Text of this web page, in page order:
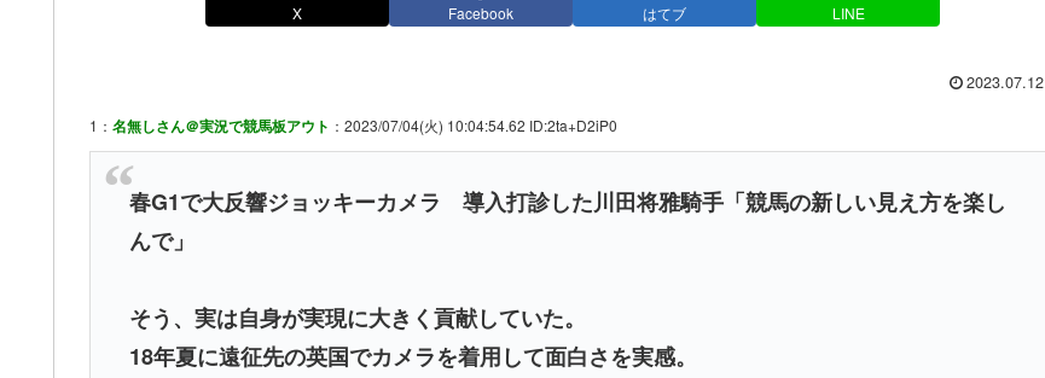
X Facebook はてブ LINE
2023.07.12
1： 名無しさん＠実況で競馬板アウト ：2023/07/04(火) 10:04:54.62 ID:2ta+D2iP0
春G1で大反響ジョッキーカメラ 導入打診した川田将雅騎手「競馬の新しい見え方を楽し
んで」
そう、実は自身が実現に大きく貢献していた。
18年夏に遠征先の英国でカメラを着用して面白さを実感。